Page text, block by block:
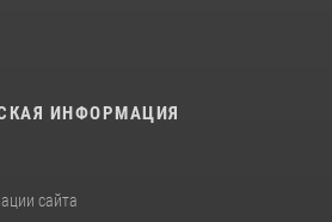
ИНФОРМАЦИЯ
сайта